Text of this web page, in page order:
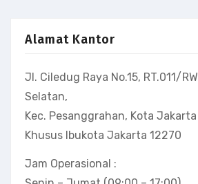
Alamat Kantor
Jl. Ciledug Raya No.15, RT.011/
Selatan,
Kec. Pesanggrahan, Kota
Khusus Ibukota Jakarta 12270
Jam Operasional :